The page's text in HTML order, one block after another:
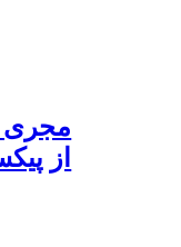
مجری
از پیکسل